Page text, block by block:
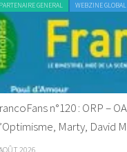
GENERAL WEBZINE GLOBAL
n°120 : ORP –
Marty, David
2026